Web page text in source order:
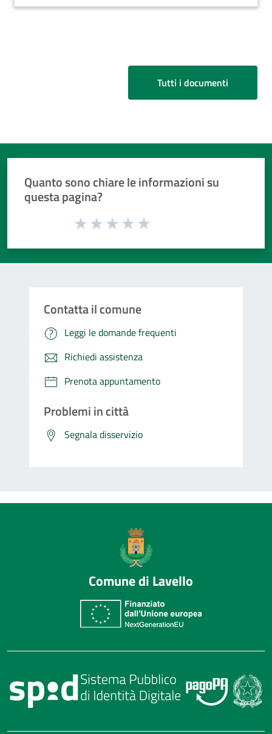
Tutti i documenti
Quanto sono chiare le informazioni su
questa pagina?
Valuta da 1 a 5 stelle la pagina
Contatta il comune
Leggi le domande frequenti
Richiedi assistenza
Prenota appuntamento
Problemi in città
Segnala disservizio
Comune di Lavello